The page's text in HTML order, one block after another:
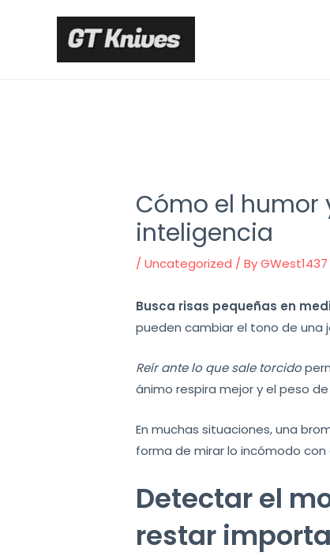
Cómo el humor
inteligencia
/Uncategorized / ByGWest1437
Busca risas pequeñas en
pueden cambiar el tono de una
Reír ante lo que sale torcido
ánimo respira mejor y el peso
En muchas situaciones, una
forma de mirar lo incómodo
Detectar el
restar